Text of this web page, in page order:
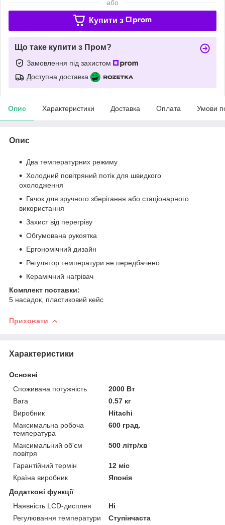
або
Купити з
Що таке купити з Пром?
Замовлення під захистом
Доступна доставка
Опис Характеристики Доставка Оплата Умови
Опис
Два температурних режиму
Холодний повітряний потік для швидкого
охолодження
Гачок для зручного зберігання або стаціонарного
використання
Захист від перегріву
Обгумована рукоятка
Ергономічний дизайн
Регулятор температури не передбачено
Керамічний нагрівач
Комплект поставки:
5 насадок, пластиковий кейс
Приховати
Характеристики
Основні
Споживана потужність
2000 Вт
Вага
0.57 кг
Виробник
Hitachi
Максимальна робоча
температура
600 град.
Максимальний об'єм
повітря
500 літр/хв
Гарантійний термін
12 міс
Країна виробник
Японія
Додаткові функції
Наявність LCD-дисплея
Ні
Регулювання температури
Ступінчаста